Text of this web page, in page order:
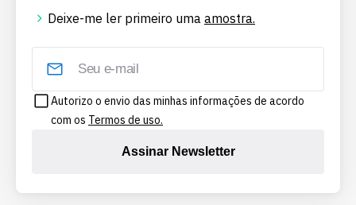
Deixe-me ler primeiro uma amostra.
Autorizo o envio das minhas informações de acordo
com os Termos de uso.
Assinar Newsletter